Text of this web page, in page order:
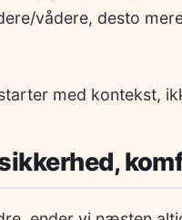
vådere, desto
med kontekst,